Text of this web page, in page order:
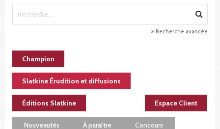
Recherche avancée
Champion
Slatkine Érudition et diffusions
Éditions Slatkine Espace Client
Nouveautés À paraître Concours